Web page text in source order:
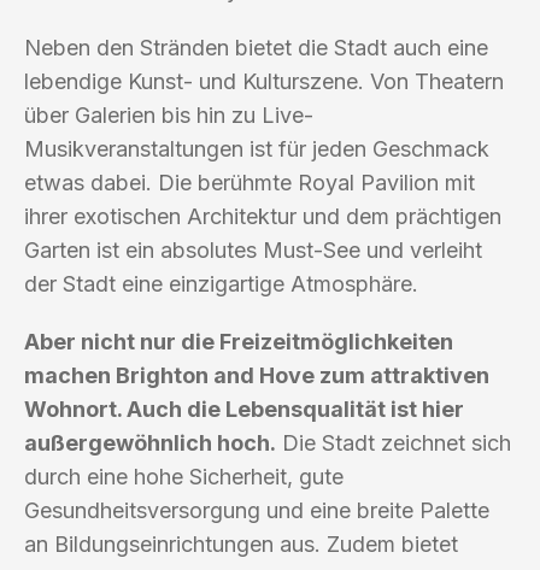
Neben den Stränden bietet die Stadt auch eine
lebendige Kunst- und Kulturszene. Von Theatern
über Galerien bis hin zu Live-
Musikveranstaltungen ist für jeden Geschmack
etwas dabei. Die berühmte Royal Pavilion mit
ihrer exotischen Architektur und dem prächtigen
Garten ist ein absolutes Must-See und verleiht
der Stadt eine einzigartige Atmosphäre.
Aber nicht nur die Freizeitmöglichkeiten
machen Brighton and Hove zum attraktiven
Wohnort. Auch die Lebensqualität ist hier
außergewöhnlich hoch. Die Stadt zeichnet sich
durch eine hohe Sicherheit, gute
Gesundheitsversorgung und eine breite Palette
an Bildungseinrichtungen aus. Zudem bietet